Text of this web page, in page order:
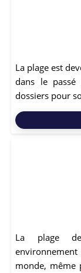
La plage est
dans le
dossiers pour
La plage
monde, même